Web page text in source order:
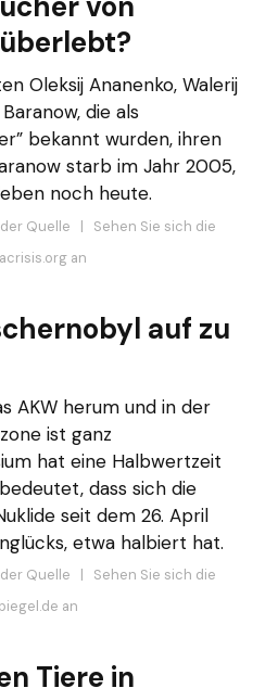
Oleksij Ananenko, Walerij
die als
bekannt wurden, ihren
starb im Jahr 2005,
noch heute.
Quelle | Sehen Sie sich die
an
auf zu
AKW herum und in der
ist ganz
hat eine Halbwertzeit
dass sich die
seit dem 26. April
etwa halbiert hat.
Quelle | Sehen Sie sich die
an
Tiere in